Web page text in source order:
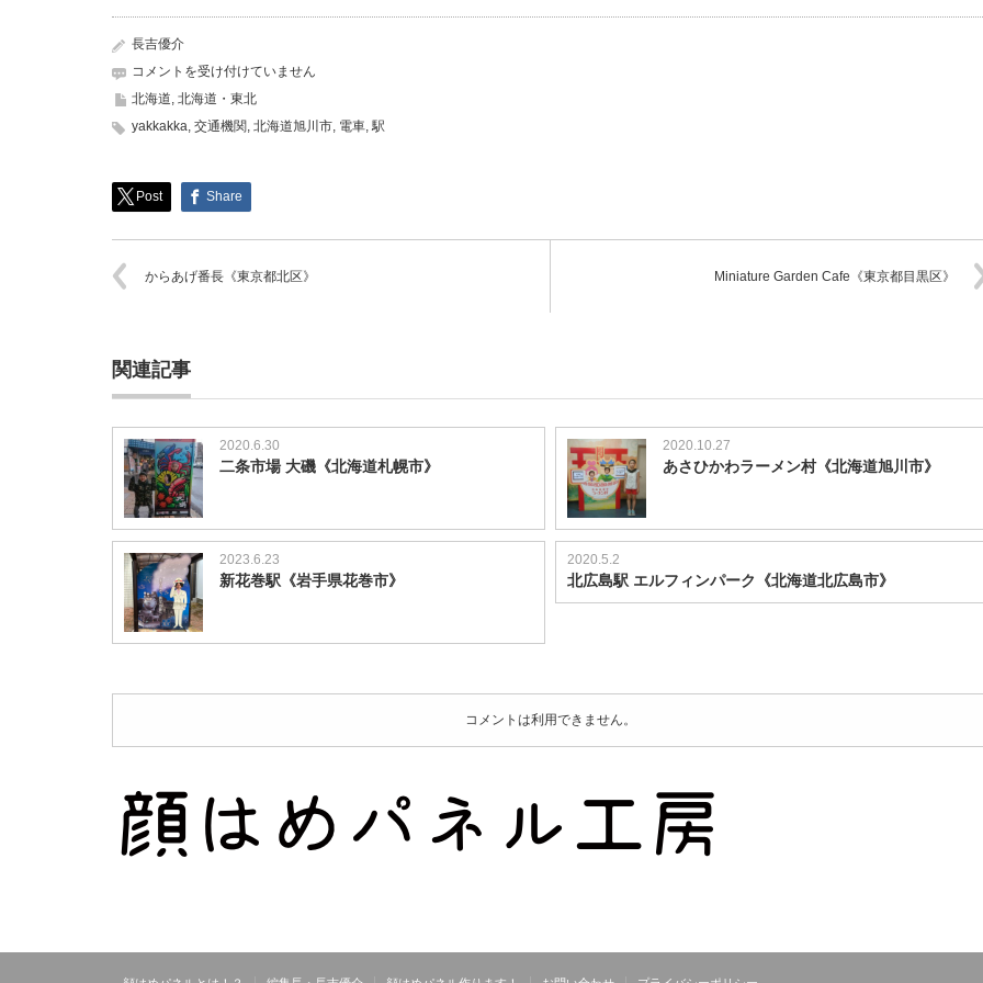
長吉優介
旭
川
《北
旭
川
市》
コメントを受け付けていません
北海道 北海道・東北
yakkakka 交通機関 北海道旭川市 電車 駅
Post Share
からあげ番長《東京都北区》 Miniature Garden Cafe《東京都目黒区》
関連記事
2020.6.30
二条市場 大磯《北海道札幌市》
2020.10.27
あさひかわラーメン村《北海道旭川市》
2023.6.23
新花巻駅《岩手県花巻市》
2020.5.2
北広島駅 エルフィンパーク《北海道北広島市》
コメントは利用できません。